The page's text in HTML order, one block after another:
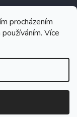
procházením
Více